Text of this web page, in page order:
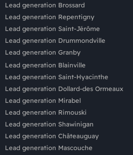
Lead generation Brossard
Lead generation Repentigny
Lead generation Saint-Jérôme
Lead generation Drummondville
Lead generation Granby
Lead generation Blainville
Lead generation Saint-Hyacinthe
Lead generation Dollard-des Ormeaux
Lead generation Mirabel
Lead generation Rimouski
Lead generation Shawinigan
Lead generation Châteauguay
Lead generation Mascouche